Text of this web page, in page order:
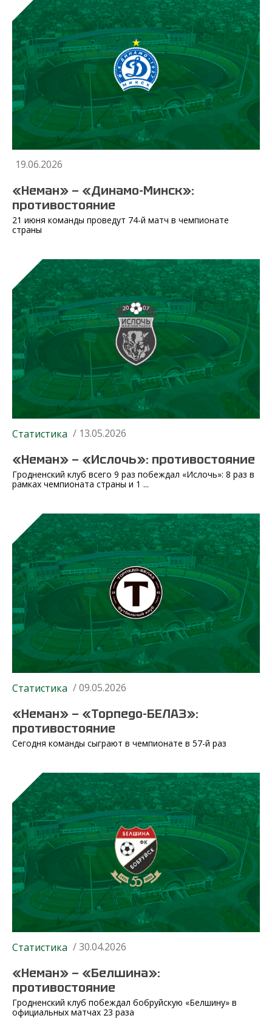
19.06.2026
«Неман» — «Динамо-Минск»:
противостояние
21 июня команды проведут 74-й матч в чемпионате
страны
Статистика / 13.05.2026
«Неман» — «Ислочь»: противостояние
Гродненский клуб всего 9 раз побеждал «Ислочь»: 8 раз в
рамках чемпионата страны и 1 ...
Статистика / 09.05.2026
«Неман» — «Торпедо-БЕЛАЗ»:
противостояние
Сегодня команды сыграют в чемпионате в 57-й раз
Статистика / 30.04.2026
«Неман» — «Белшина»:
противостояние
Гродненский клуб побеждал бобруйскую «Белшину» в
официальных матчах 23 раза